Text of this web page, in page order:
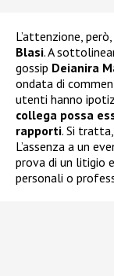
L’attenzione,
Blasi. A
gossip Deianira
ondata di
utenti hanno
collega possa
rapporti. Si
L’assenza a un
prova di un litigio
personali o